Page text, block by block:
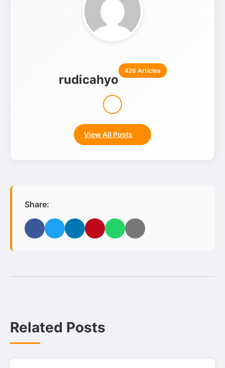
rudicahyo
426 Articles
View All Posts
Share:
Facebook
Twitter LinkedInPinterestWhatsApp
Email
Related Posts